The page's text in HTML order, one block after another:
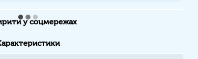
у соцмережах